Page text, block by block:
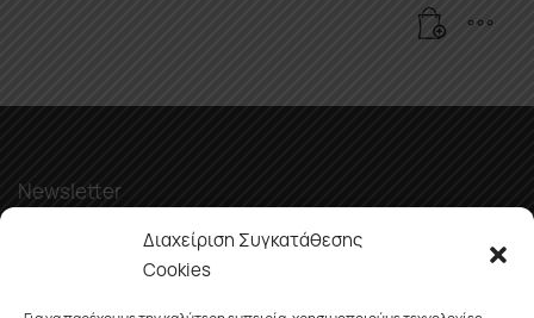
Διαχείριση Συγκατάθεσης
Cookies
Newsletter